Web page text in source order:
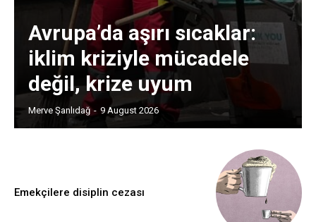
Avrupa’da aşırı sıcaklar:
iklim kriziyle mücadele
değil, krize uyum
Merve Şanlıdağ - 9 August 2026
Emekçilere disiplin cezası